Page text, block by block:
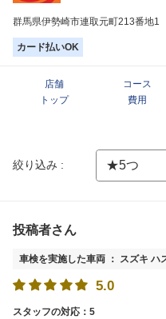
群馬県伊勢崎市連取元町213番地1
カード払いOK
店舗
トップ
コース
費用
絞り込み :
投稿者さん
車検を実施した車両 ： スズキ ハ
5.0
スタッフの対応：5